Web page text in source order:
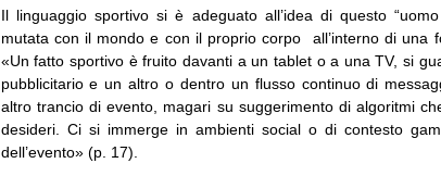
Il linguaggio sportivo si è adeguato all’idea di questo
mutata con il mondo e con il proprio corpo all’interno di una
«Un fatto sportivo è fruito davanti a un tablet o a una TV, si
pubblicitario e un altro o dentro un flusso continuo di
altro trancio di evento, magari su suggerimento di algoritmi
desideri. Ci si immerge in ambienti social o di contesto
dell’evento» (p. 17).